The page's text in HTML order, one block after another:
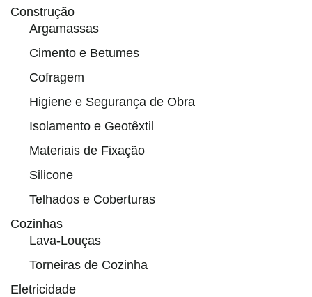
Construção
Argamassas
Cimento e Betumes
Cofragem
Higiene e Segurança de Obra
Isolamento e Geotêxtil
Materiais de Fixação
Silicone
Telhados e Coberturas
Cozinhas
Lava-Louças
Torneiras de Cozinha
Eletricidade